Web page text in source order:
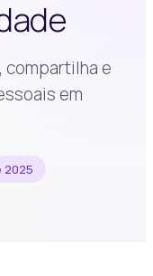
compartilha e
em
2025